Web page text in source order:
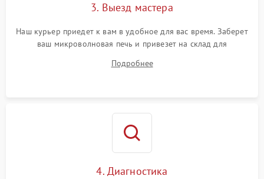
3. Выезд мастера
Наш курьер приедет к вам в удобное для вас время. Заберет
ваш микроволновая печь и привезет на склад для
Подробнее
4. Диагностика